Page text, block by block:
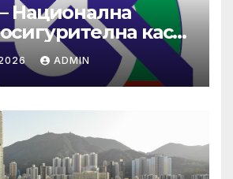
Национална
каса
ADMIN